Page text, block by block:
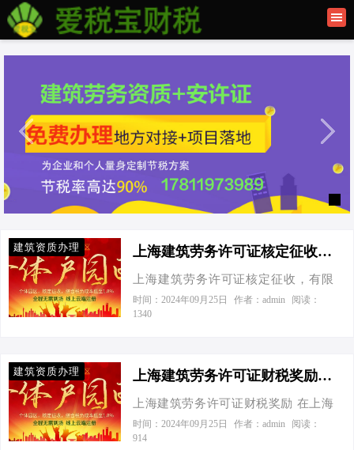
首页
联系我们
建筑资质办理
上海公司注册
建筑资质办理 上海建筑劳务许可证核定征收，有限公司与个体工商户大比拼-上海建筑劳务许可证核定征收
上海建筑劳务许可证核定征收，有限
公司与个体工商户大比拼 话说在上海
的繁华都市里，建筑行业如同一座座
天，咱们就来聊聊上海建筑劳务许可
司和个体工商户在这场税收大战中的
激烈对决！ 场景一：有限公司VS个体
时间：2024年09月25日 作者：admin
阅读：
1340
建筑资质办理 上海建筑劳务许可证财税奖励-上海建筑劳务许可证财税奖励
上海建筑劳务许可证财税奖励 在上海
这座繁华的大都市里，建筑行业如同
一场大戏，而财税筹划无疑是其中最
时间：2024年09月25日 作者：admin
阅读：
914